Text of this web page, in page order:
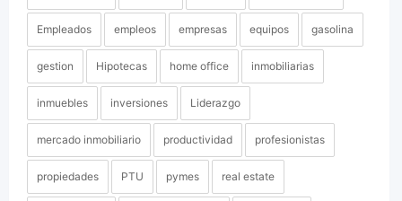
Empleados empleos empresas equipos gasolina
gestion Hipotecas home office inmobiliarias
inmuebles inversiones Liderazgo
mercado inmobiliario productividad profesionistas
propiedades PTU pymes real estate